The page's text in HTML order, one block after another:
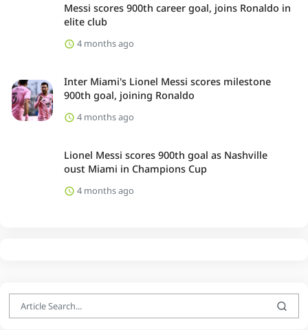
Messi scores 900th career goal, joins Ronaldo in
elite club
4 months ago
Inter Miami's Lionel Messi scores milestone
900th goal, joining Ronaldo
4 months ago
Lionel Messi scores 900th goal as Nashville
oust Miami in Champions Cup
4 months ago